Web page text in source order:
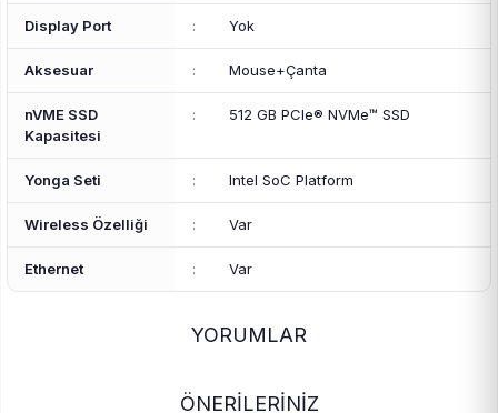
Display Port : Yok
Aksesuar : Mouse+Çanta
nVME SSD
Kapasitesi
: 512 GB PCIe® NVMe™ SSD
Yonga Seti : Intel SoC Platform
Wireless Özelliği : Var
Ethernet : Var
YORUMLAR
ÖNERİLERİNİZ